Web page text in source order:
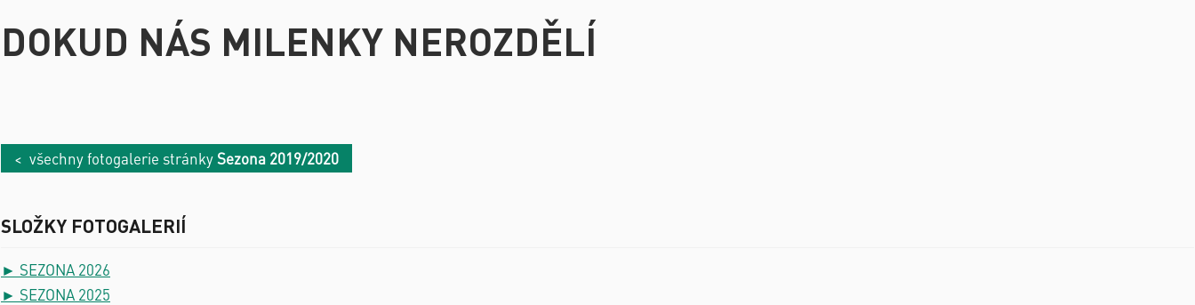
DOKUD NÁS MILENKY NEROZDĚLÍ
< všechny fotogalerie stránkySezona 2019/2020
SLOŽKY FOTOGALERIÍ
► SEZONA 2026
► SEZONA 2025